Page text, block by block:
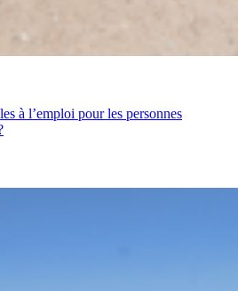
à l’emploi pour les personnes